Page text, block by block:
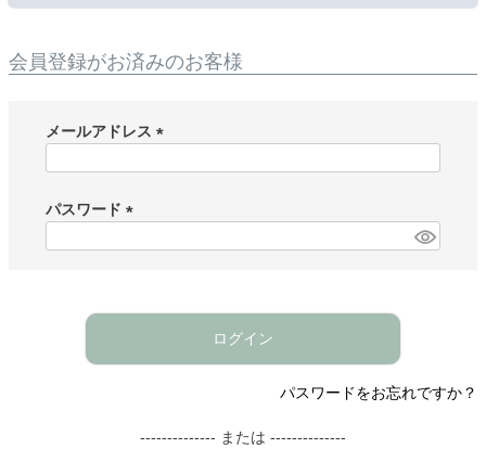
会員登録がお済みのお客様
メールアドレス
)
パスワード
ログイン
パスワードをお忘れですか？
-------------- または --------------